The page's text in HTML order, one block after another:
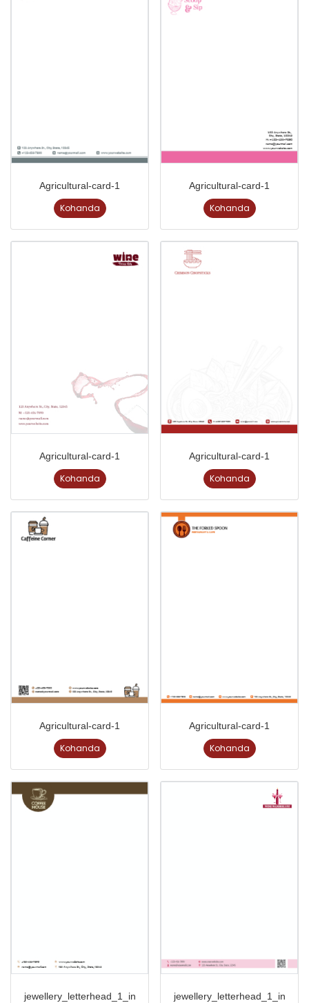
Agricultural-card-1
Kohanda
Agricultural-card-1
Kohanda
Agricultural-card-1
Kohanda
Agricultural-card-1
Kohanda
Agricultural-card-1
Kohanda
Agricultural-card-1
Kohanda
jewellery_letterhead_1_in
jewellery_letterhead_1_in